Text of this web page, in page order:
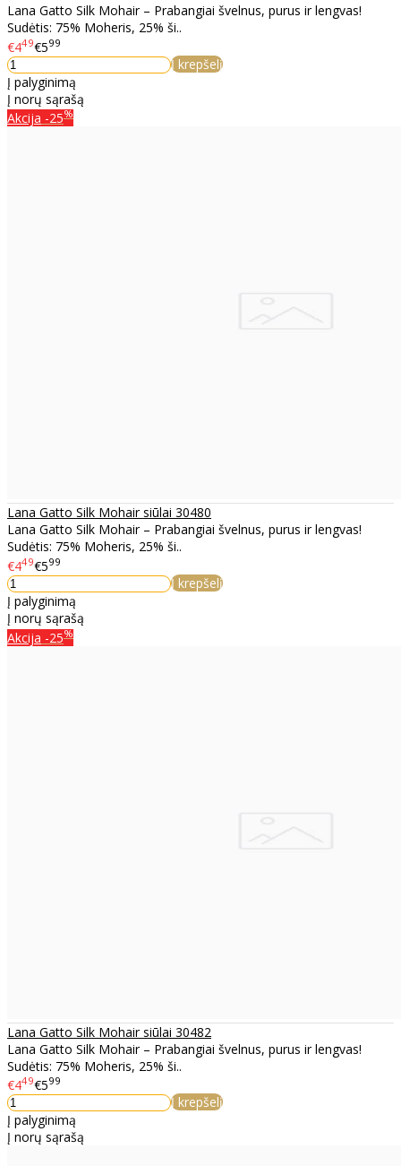
Lana Gatto Silk Mohair – Prabangiai švelnus, purus ir lengvas!
Sudėtis: 75% Moheris, 25% ši..
€449€599
Į krepšelį
Į palyginimą
Į norų sąrašą
Akcija -25%
Lana Gatto Silk Mohair siūlai 30480
Lana Gatto Silk Mohair – Prabangiai švelnus, purus ir lengvas!
Sudėtis: 75% Moheris, 25% ši..
€449€599
Į krepšelį
Į palyginimą
Į norų sąrašą
Akcija -25%
Lana Gatto Silk Mohair siūlai 30482
Lana Gatto Silk Mohair – Prabangiai švelnus, purus ir lengvas!
Sudėtis: 75% Moheris, 25% ši..
€449€599
Į krepšelį
Į palyginimą
Į norų sąrašą